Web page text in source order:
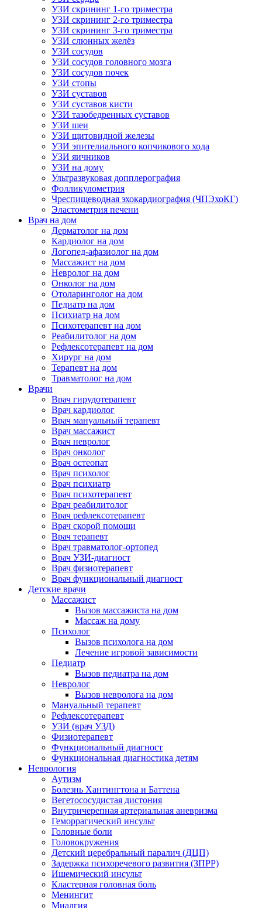
УЗИ скрининг 1-го триместра
УЗИ скрининг 2-го триместра
УЗИ скрининг 3-го триместра
УЗИ слюнных желёз
УЗИ сосудов
УЗИ сосудов головного мозга
УЗИ сосудов почек
УЗИ стопы
УЗИ суставов
УЗИ суставов кисти
УЗИ тазобедренных суставов
УЗИ шеи
УЗИ щитовидной железы
УЗИ эпителиального копчикового хода
УЗИ яичников
УЗИ на дому
Ультразвуковая допплерография
Фолликулометрия
Чреспищеводная эхокардиография (ЧПЭхоКГ)
Эластометрия печени
Врач на дом
Дерматолог на дом
Кардиолог на дом
Логопед-афазиолог на дом
Массажист на дом
Невролог на дом
Онколог на дом
Отоларинголог на дом
Педиатр на дом
Психиатр на дом
Психотерапевт на дом
Реабилитолог на дом
Рефлексотерапевт на дом
Хирург на дом
Терапевт на дом
Травматолог на дом
Врачи
Врач гирудотерапевт
Врач кардиолог
Врач мануальный терапевт
Врач массажист
Врач невролог
Врач онколог
Врач остеопат
Врач психолог
Врач психиатр
Врач психотерапевт
Врач реабилитолог
Врач рефлексотерапевт
Врач скорой помощи
Врач терапевт
Врач травматолог-ортопед
Врач УЗИ-диагност
Врач физиотерапевт
Врач функциональный диагност
Детские врачи
Массажист
Вызов массажиста на дом
Массаж на дому
Психолог
Вызов психолога на дом
Лечение игровой зависимости
Педиатр
Вызов педиатра на дом
Невролог
Вызов невролога на дом
Мануальный терапевт
Рефлексотерапевт
УЗИ (врач УЗД)
Физиотерапевт
Функциональный диагност
Функциональная диагностика детям
Неврология
Аутизм
Болезнь Хантингтона и Баттена
Вегетососудистая дистония
Внутричерепная артериальная аневризма
Геморрагический инсульт
Головные боли
Головокружения
Детский церебральный паралич (ДЦП)
Задержка психоречевого развития (ЗПРР)
Ишемический инсульт
Кластерная головная боль
Менингит
Миалгия